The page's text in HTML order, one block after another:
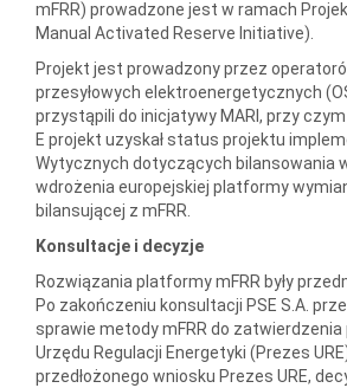
mFRR) prowadzone jest w ramach
Manual Activated Reserve Initiative).
Projekt jest prowadzony przez
przesyłowych elektroenergetycznych
przystąpili do inicjatywy MARI, przy
E projekt uzyskał status projektu
Wytycznych dotyczących bilansowania
wdrożenia europejskiej platformy
bilansującej z mFRR.
Konsultacje i decyzje
Rozwiązania platformy mFRR były
Po zakończeniu konsultacji PSE S.A.
sprawie metody mFRR do
Urzędu Regulacji Energetyki (Prezes
przedłożonego wniosku Prezes URE,